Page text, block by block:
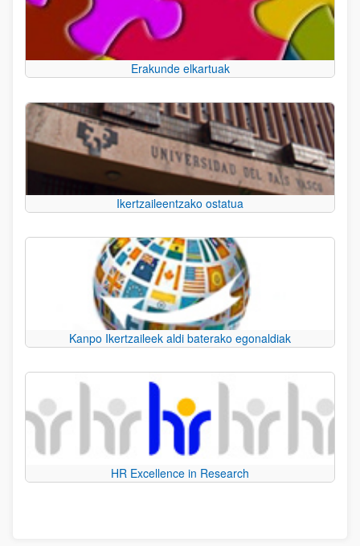
Erakunde elkartuak
Ikertzaileentzako ostatua
Kanpo Ikertzaileek aldi baterako egonaldiak
HR Excellence in Research